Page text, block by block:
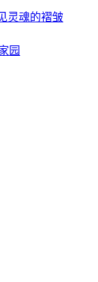
灵魂的褶皱
园